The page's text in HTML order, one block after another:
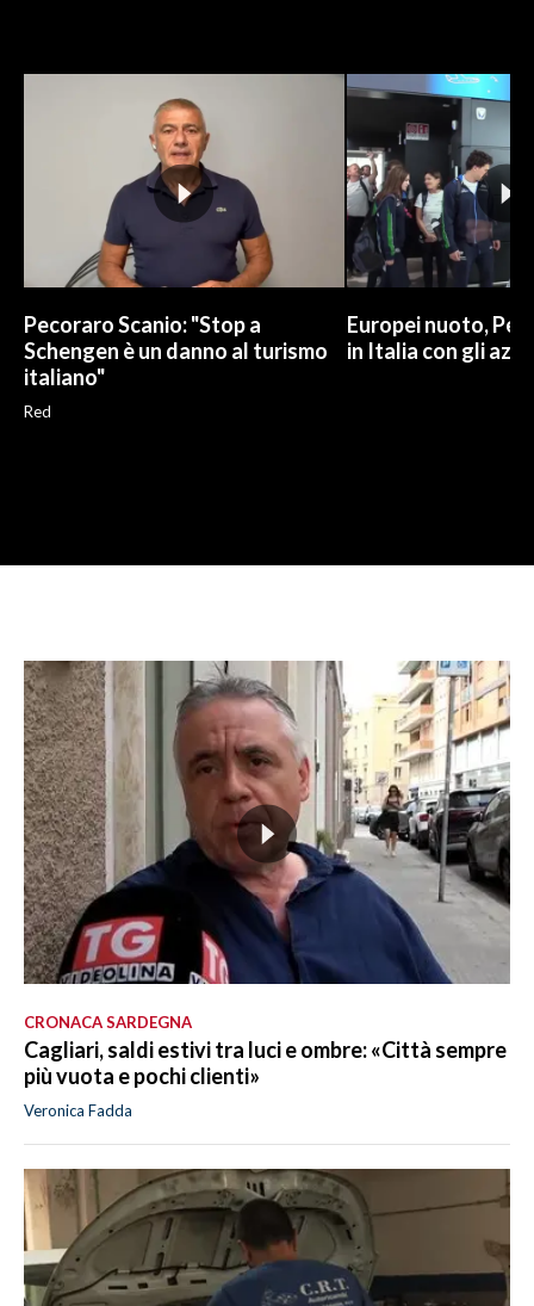
Pecoraro Scanio: "Stop a
Schengen è un danno al turismo
italiano"
Red
Europei nuoto,
in Italia con gli
CRONACA SARDEGNA
Cagliari, saldi estivi tra luci e ombre: «Città sempre
più vuota e pochi clienti»
Veronica Fadda